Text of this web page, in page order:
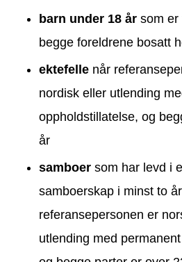
barn under 18 år som er
begge foreldrene bosatt
ektefelle når
nordisk eller utlending
oppholdstillatelse, og
år
samboer som har levd i
samboerskap i minst to
referansepersonen er
utlending med